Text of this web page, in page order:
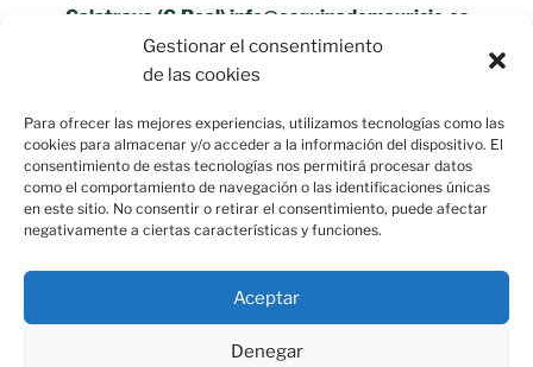
Gestionar el consentimiento
de las cookies
Para ofrecer las mejores experiencias, utilizamos tecnologías como las
cookies para almacenar y/o acceder a la información del dispositivo. El
consentimiento de estas tecnologías nos permitirá procesar datos
como el comportamiento de navegación o las identificaciones únicas
en este sitio. No consentir o retirar el consentimiento, puede afectar
negativamente a ciertas características y funciones.
Aceptar
Denegar
Calatrava (C.Real) info@esquinademauricio.es
«Aviso Legal»